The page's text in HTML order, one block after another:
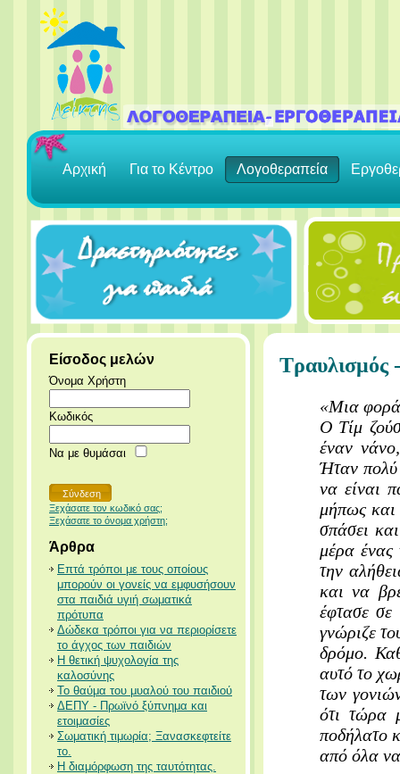
Αρχική Για το Κέντρο Λογοθεραπεία
Είσοδος μελών
Όνομα Χρήστη
Κωδικός
Να με θυμάσαι
Ξεχάσατε τον κωδικό σας;
Ξεχάσατε το όνομα χρήστη;
Άρθρα
Επτά τρόποι με τους οποίους
μπορούν οι γονείς να εμφυσήσουν
στα παιδιά υγιή σωματικά
πρότυπα
Δώδεκα τρόποι για να περιορίσετε
το άγχος των παιδιών
Η θετική ψυχολογία της
καλοσύνης
Το θαύμα του μυαλού του παιδιού
ΔΕΠΥ - Πρωϊνό ξύπνημα και
ετοιμασίες
Σωματική τιμωρία; Ξανασκεφτείτε
το.
Η διαμόρφωση της ταυτότητας.
Τραυλισμός
«Μια φορά
Ο Τίμ
έναν
Ήταν πολύ
να είναι
μήπως
σπάσει
μέρα ένας
την
και να
έφτασε
γνώριζε
δρόμο.
αυτό το
των
ότι τώρα
ποδήλατο
από όλα να